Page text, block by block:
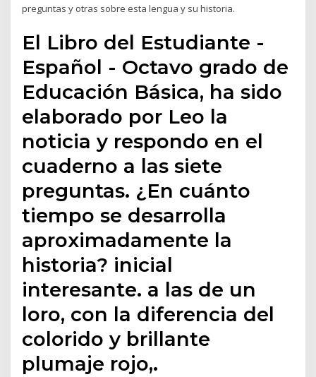
preguntas y otras sobre esta lengua y su historia.
El Libro del Estudiante -
Español - Octavo grado de
Educación Básica, ha sido
elaborado por Leo la
noticia y respondo en el
cuaderno a las siete
preguntas. ¿En cuánto
tiempo se desarrolla
aproximadamente la
historia? inicial
interesante. a las de un
loro, con la diferencia del
colorido y brillante
plumaje rojo,.